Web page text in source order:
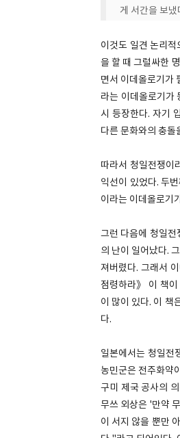
게 서간을 보
이것도 일견 논리
을 할 때 그럴싸한
면서 이데올로기가
라는 이데올로기가
시 등장한다. 자기
다른 문화와의 충돌
따라서 청일전쟁이
익선이 있었다. 두
이라는 이데올로기
그런 다음에 청일전
의 난이 일어났다.
져버렸다. 그래서
점령하라》 이 책
이 많이 있다. 이 책
다.
일본에서는 청일전
농민군은 전주화약
구미 제국 공사의
무쓰 외상은 '만약
이 서지 않을 뿐만